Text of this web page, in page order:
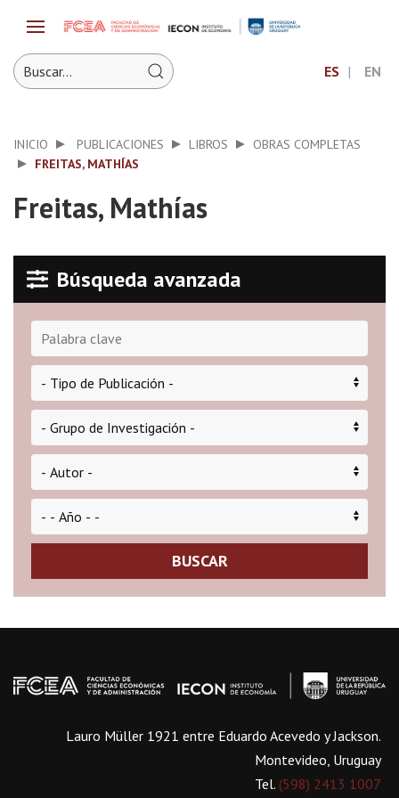
ES EN
INICIO PUBLICACIONES LIBROS
OBRAS COMPLETAS
FREITAS, MATHÍAS
Búsqueda avanzada
BUSCAR
Freitas, Mathías
Lauro Müller 1921 entre Eduardo Acevedo y Jackson.
Montevideo, Uruguay
Tel. (598) 2413 1007